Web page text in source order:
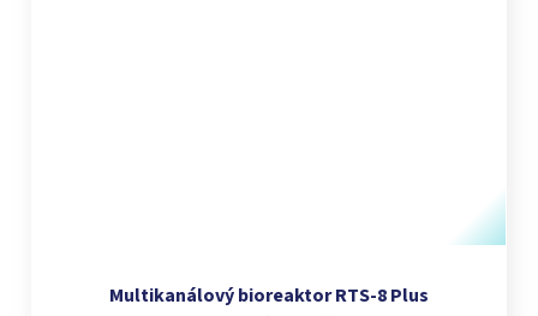
Multikanálový bioreaktor RTS-8 Plus